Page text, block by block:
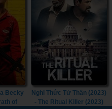
Becky
of
Nghi Thức Tử Thần (2023)
- The Ritual Killer (2023)